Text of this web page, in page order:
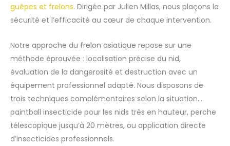
guêpes et frelons. Dirigée par Julien Millas, nous plaçons la
sécurité et l’efficacité au cœur de chaque intervention.
Notre approche du frelon asiatique repose sur une
méthode éprouvée : localisation précise du nid,
évaluation de la dangerosité et destruction avec un
équipement professionnel adapté. Nous disposons de
trois techniques complémentaires selon la situation…
paintball insecticide pour les nids très en hauteur, perche
télescopique jusqu’à 20 mètres, ou application directe
d’insecticides professionnels.